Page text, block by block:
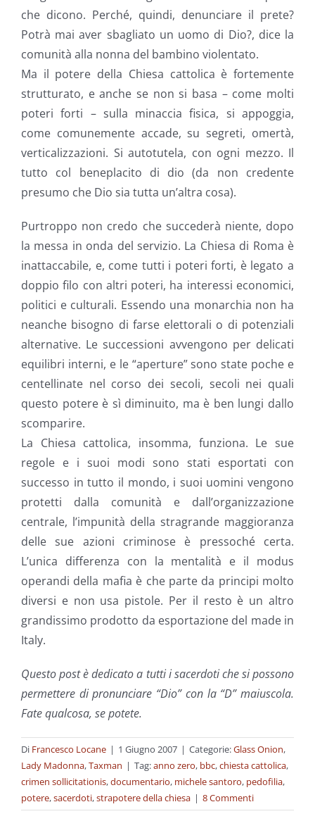
che dicono. Perché, quindi, denunciare il prete?
Potrà mai aver sbagliato un uomo di Dio?, dice la
comunità alla nonna del bambino violentato.
Ma il potere della Chiesa cattolica è fortemente
strutturato, e anche se non si basa – come molti
poteri forti – sulla minaccia fisica, si appoggia,
come comunemente accade, su segreti, omertà,
verticalizzazioni. Si autotutela, con ogni mezzo. Il
tutto col beneplacito di dio (da non credente
presumo che Dio sia tutta un’altra cosa).
Purtroppo non credo che succederà niente, dopo
la messa in onda del servizio. La Chiesa di Roma è
inattaccabile, e, come tutti i poteri forti, è legato a
doppio filo con altri poteri, ha interessi economici,
politici e culturali. Essendo una monarchia non ha
neanche bisogno di farse elettorali o di potenziali
alternative. Le successioni avvengono per delicati
equilibri interni, e le “aperture” sono state poche e
centellinate nel corso dei secoli, secoli nei quali
questo potere è sì diminuito, ma è ben lungi dallo
scomparire.
La Chiesa cattolica, insomma, funziona. Le sue
regole e i suoi modi sono stati esportati con
successo in tutto il mondo, i suoi uomini vengono
protetti dalla comunità e dall’organizzazione
centrale, l’impunità della stragrande maggioranza
delle sue azioni criminose è pressoché certa.
L’unica differenza con la mentalità e il modus
operandi della mafia è che parte da principi molto
diversi e non usa pistole. Per il resto è un altro
grandissimo prodotto da esportazione del made in
Italy.
Questo post è dedicato a tutti i sacerdoti che si possono
permettere di pronunciare “Dio” con la “D” maiuscola.
Fate qualcosa, se potete.
Di Francesco Locane | 1 Giugno 2007 | Categorie:Glass Onion,
Lady Madonna,Taxman | Tag:anno zero, bbc,chiesta cattolica,
crimen sollicitationis,documentario, michele santoro, pedofilia,
potere,sacerdoti,strapotere della chiesa | 8 Commenti